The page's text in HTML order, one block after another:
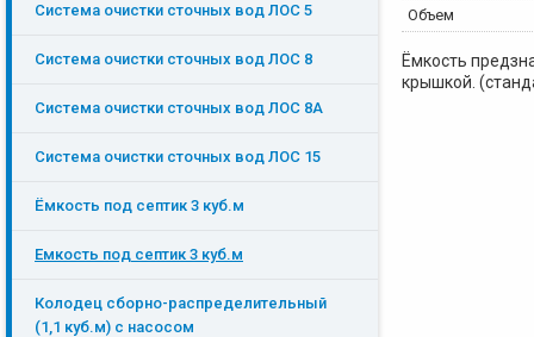
Объем
Ёмкость
крышкой.
Система очистки сточных вод ЛОС 5
Система очистки сточных вод ЛОС 8
Система очистки сточных вод ЛОС 8A
Система очистки сточных вод ЛОС 15
Ёмкость под септик 3 куб.м
Емкость под септик 3 куб.м
Колодец сборно-распределительный
(1,1 куб.м) с насосом